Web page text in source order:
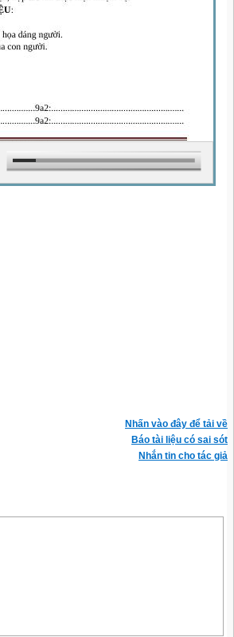
Nhấn vào đây để tải về
Báo tài liệu có sai sót
Nhắn tin cho tác giả